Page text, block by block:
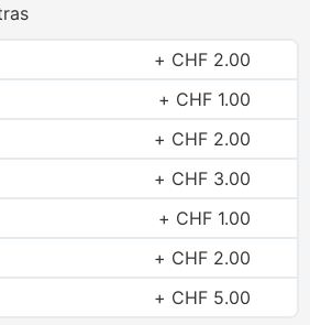
CHF 2.00
CHF 1.00
CHF 2.00
CHF 3.00
CHF 1.00
CHF 2.00
CHF 5.00